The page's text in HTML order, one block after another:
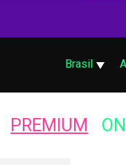
Brasil
PREMIUM